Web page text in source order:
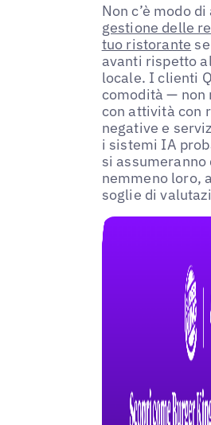
Non c’è modo
gestione delle
tuo ristorante
avanti rispetto
locale. I clienti
comodità — non
con attività con
negative e
i sistemi IA
si
nemmeno loro,
soglie di